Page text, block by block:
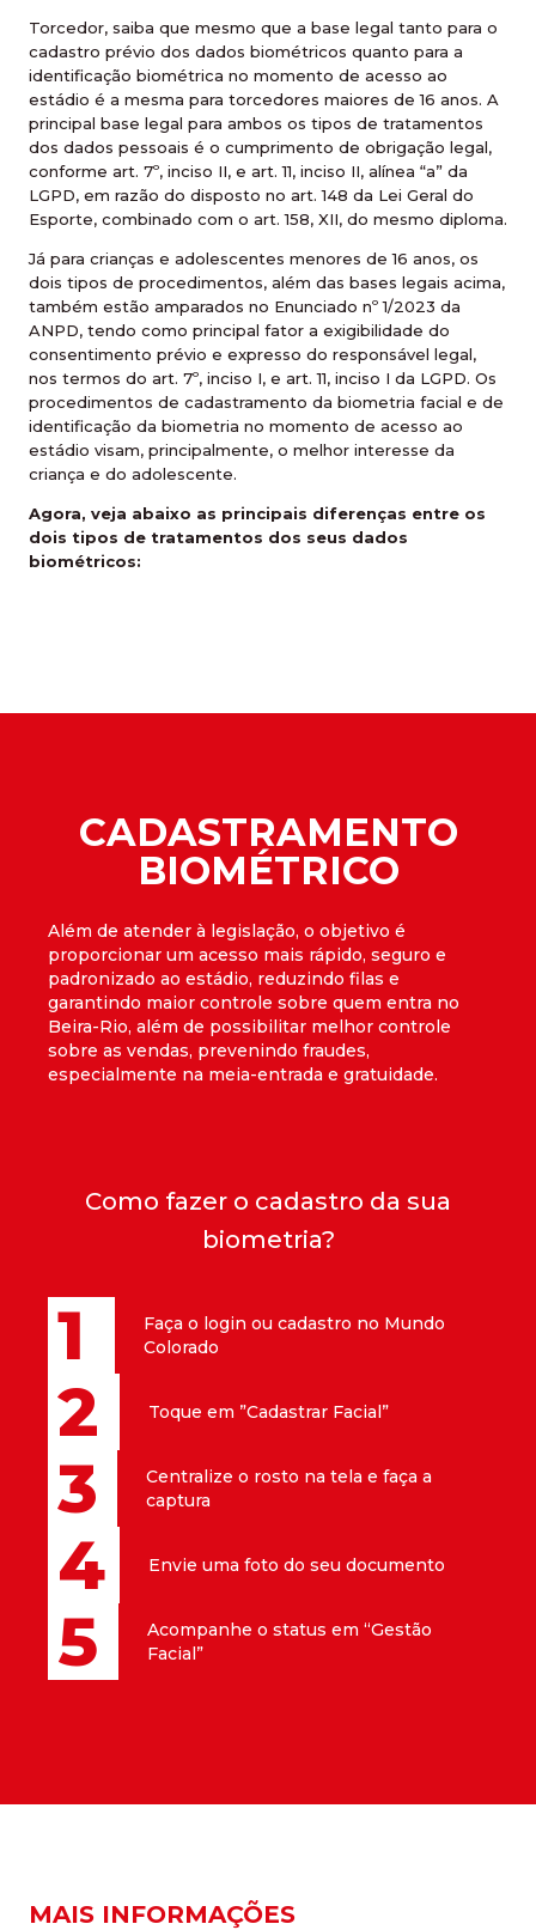
Torcedor, saiba que mesmo que a base legal tanto para o
cadastro prévio dos dados biométricos quanto para a
identificação biométrica no momento de acesso ao
estádio é a mesma para torcedores maiores de 16 anos. A
principal base legal para ambos os tipos de tratamentos
dos dados pessoais é o cumprimento de obrigação legal,
conforme art. 7º, inciso II, e art. 11, inciso II, alínea “a” da
LGPD, em razão do disposto no art. 148 da Lei Geral do
Esporte, combinado com o art. 158, XII, do mesmo diploma.
Já para crianças e adolescentes menores de 16 anos, os
dois tipos de procedimentos, além das bases legais acima,
também estão amparados no Enunciado nº 1/2023 da
ANPD, tendo como principal fator a exigibilidade do
consentimento prévio e expresso do responsável legal,
nos termos do art. 7º, inciso I, e art. 11, inciso I da LGPD. Os
procedimentos de cadastramento da biometria facial e de
identificação da biometria no momento de acesso ao
estádio visam, principalmente, o melhor interesse da
criança e do adolescente.
Agora, veja abaixo as principais diferenças entre os
dois tipos de tratamentos dos seus dados
biométricos:
CADASTRAMENTO
BIOMÉTRICO
Além de atender à legislação, o objetivo é
proporcionar um acesso mais rápido, seguro e
padronizado ao estádio, reduzindo filas e
garantindo maior controle sobre quem entra no
Beira-Rio, além de possibilitar melhor controle
sobre as vendas, prevenindo fraudes,
especialmente na meia-entrada e gratuidade.
Como fazer o cadastro da sua
biometria?
1
Faça o login ou cadastro no Mundo
Colorado
2 Toque em ”Cadastrar Facial”
3
Centralize o rosto na tela e faça a
captura
4 Envie uma foto do seu documento
5
Acompanhe o status em “Gestão
Facial”
MAIS INFORMAÇÕES